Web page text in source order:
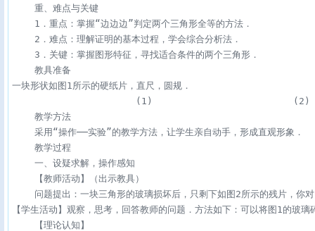
    重、难点与关键
    1．重点：掌握“边边边”判定两个三角形全等的方法．
    2．难点：理解证明的基本过程，学会综合分析法．
    3．关键：掌握图形特征，寻找适合条件的两个三角形．
    教具准备
一块形状如图1所示的硬纸片，直尺，圆规．
                      (1)                         (2)
    教学方法
    采用“操作──实验”的教学方法，让学生亲自动手，形成直观形象．
    教学过程
    一、设疑求解，操作感知
    【教师活动】（出示教具）
问题提出：一块三角形的玻璃损坏后，只剩下如图2所示的残片，你
【学生活动】观察，思考，回答教师的问题．方法如下：可以将图1的玻
    【理论认知】